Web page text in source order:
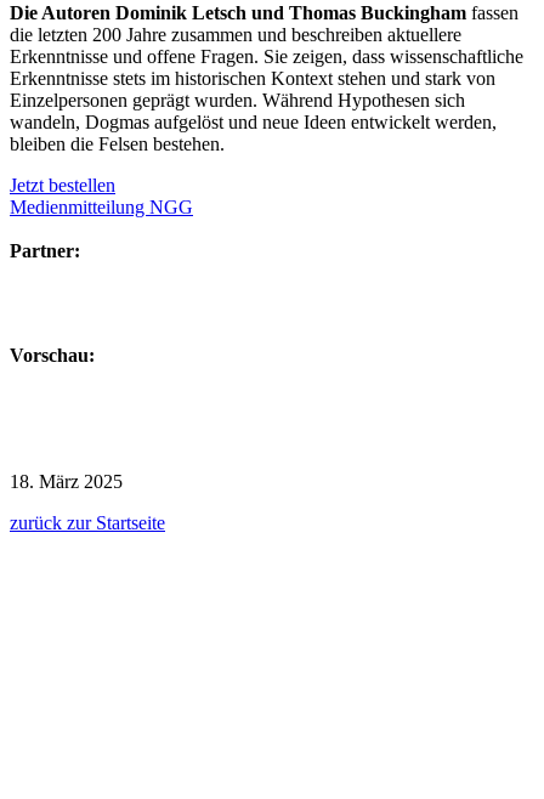
Die Autoren Dominik Letsch und Thomas Buckingham fassen
die letzten 200 Jahre zusammen und beschreiben aktuellere
Erkenntnisse und offene Fragen. Sie zeigen, dass wissenschaftliche
Erkenntnisse stets im historischen Kontext stehen und stark von
Einzelpersonen geprägt wurden. Während Hypothesen sich
wandeln, Dogmas aufgelöst und neue Ideen entwickelt werden,
bleiben die Felsen bestehen.
Jetzt bestellen
Medienmitteilung NGG
Partner:
Vorschau:
18. März 2025
zurück zur Startseite